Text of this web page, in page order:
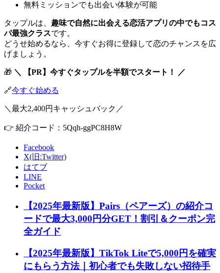
無料ミッションでも出会い体験が可能
タップルは、 趣味で自然に出会える恋活アプリの中でもコス
パ最強クラスです。
どうせ始めるなら、今すぐお得に登録して恋のチャンスを広
げましょう。
🎁 ＼ 【PR】今すぐタップルを半額でスタート！ ／
🔗今すぐ始める
＼最大2,400円キャッシュバック／
👉 紹介コード：5Qqh-ggPC8H8W
Facebook
X(旧:Twitter)
はてブ
LINE
Pocket
【2025年最新版】Pairs（ペアーズ）の紹介コ
ードで最大3,000円分GET！割引＆クーポン完
全ガイド
【2025年最新版】TikTok Liteで5,000円を確実
にもらう方法｜初心者でも失敗しない招待手